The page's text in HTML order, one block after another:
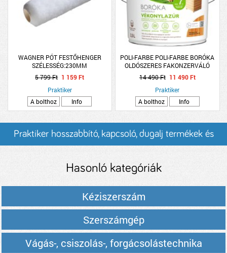
WAGNER PÓT FESTŐHENGER
SZÉLESSÉG:230MM
5 799 Ft 1 159 Ft
Praktiker
A bolthoz
Info
POLI-FARBE POLI-FARBE BORÓKA
OLDÓSZERES FAKONZERVÁLÓ
VÉKONYLAZÚR 2,5L FB02 VILÁGOS
TÖLGY
14 490 Ft 11 490 Ft
Praktiker
A bolthoz
Info
Praktiker hosszabbító, kapcsoló, dugalj termékek és
Hasonló kategóriák
Kéziszerszám
Szerszámgép
Vágás-, csiszolás-, forgácsolástechnika